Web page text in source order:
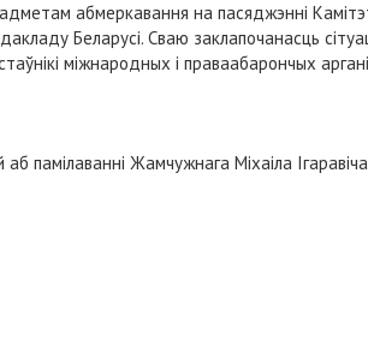
абмеркавання на пасяджэнні
Беларусі. Сваю заклапочанасць
міжнародных і праваабарончых
памілаванні Жамчужнага Міхаіла